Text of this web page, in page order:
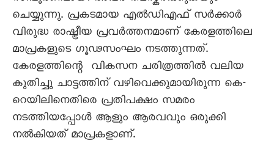
ചെയ്യുന്നു. പ്രകടമായ എൽഡിഎഫ് സർക്കാർ
വിരുദ്ധ രാഷ്ട്രീയ പ്രവർത്തനമാണ് കേരളത്തിലെ
മാപ്രകളുടെ ഗൂഢസംഘം നടത്തുന്നത്.
കേരളത്തിന്റെ വികസന ചരിത്രത്തിൽ വലിയ
കുതിച്ചു ചാട്ടത്തിന് വഴിവെക്കുമായിരുന്ന കെ-
റെയിലിനെതിരെ പ്രതിപക്ഷം സമരം
നടത്തിയപ്പോൾ ആളും ആരവവും ഒരുക്കി
നൽകിയത് മാപ്രകളാണ്.